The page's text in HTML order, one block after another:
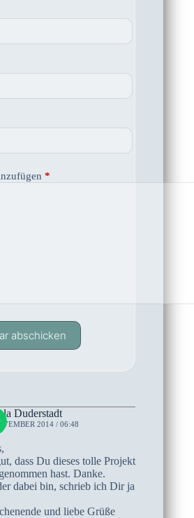
*
abschicken
Duderstadt
2014 / 06:48
dass Du dieses tolle Projekt
hast. Danke.
dabei bin, schrieb ich Dir ja
und liebe Grüße